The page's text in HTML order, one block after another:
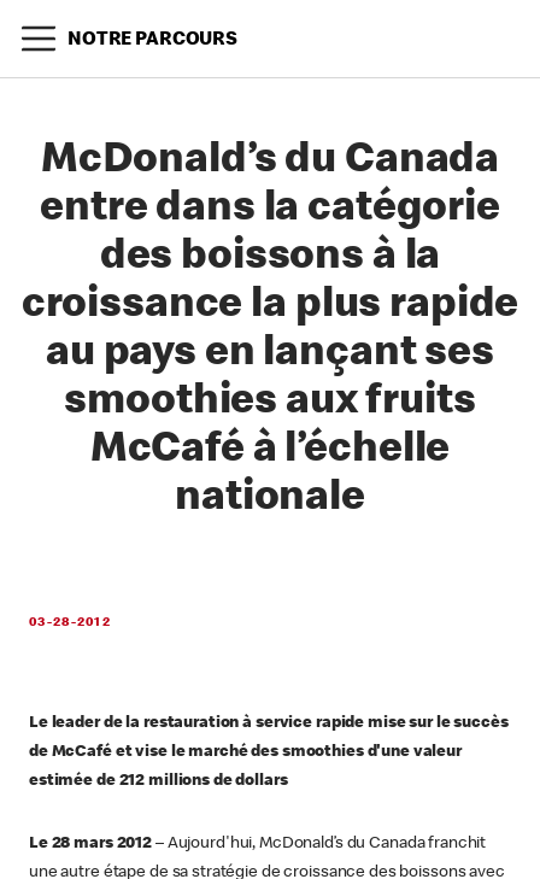
NOTRE PARCOURS
McDonald’s du Canada
entre dans la catégorie
des boissons à la
croissance la plus rapide
au pays en lançant ses
smoothies aux fruits
McCafé à l’échelle
nationale
03-28-2012
Le leader de la restauration à service rapide mise sur le succès
de McCafé et vise le marché des smoothies d'une valeur
estimée de 212 millions de dollars
Le 28 mars 2012 – Aujourd'hui, McDonald’s du Canada franchit
une autre étape de sa stratégie de croissance des boissons avec